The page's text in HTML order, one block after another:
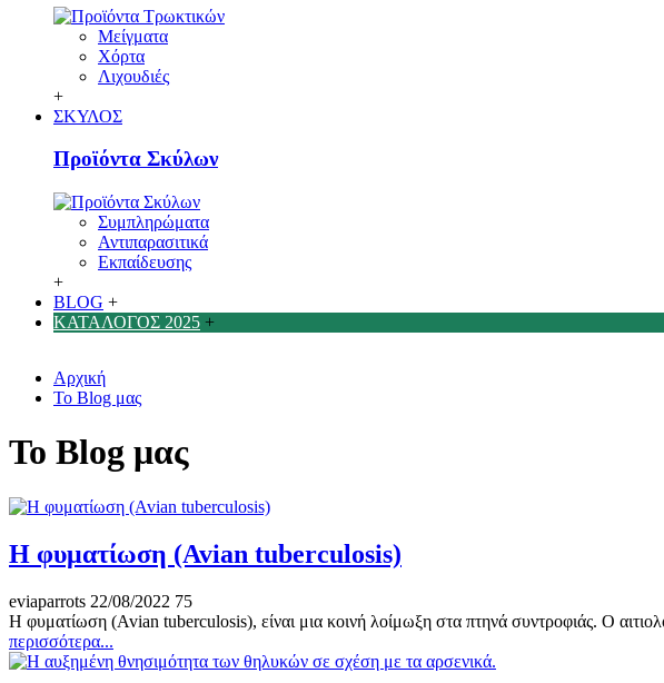
Μείγματα
Χόρτα
Λιχουδιές
+
ΣΚΥΛΟΣ
Προϊόντα Σκύλων
Συμπληρώματα
Αντιπαρασιτικά
Εκπαίδευσης
+
BLOG +
ΚΑΤΑΛΟΓΟΣ 2025 +
Αρχική
Το Blog μας
Το Blog μας
Η φυματίωση (Avian tuberculosis)
eviaparrots 22/08/2022 75
Η φυματίωση (Avian tuberculosis), είναι μια κοινή λοίμωξη στα πτηνά συντροφιάς. Ο
περισσότερα...